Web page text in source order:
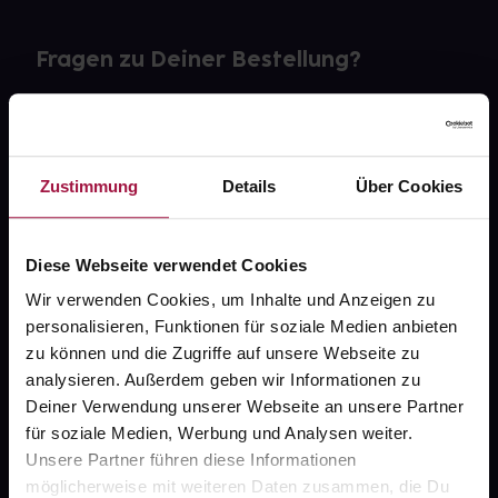
Zustimmung Details Über Cookies
Diese Webseite verwendet Cookies
Wir verwenden Cookies, um Inhalte und Anzeigen zu
personalisieren, Funktionen für soziale Medien anbieten
zu können und die Zugriffe auf unsere Webseite zu
analysieren. Außerdem geben wir Informationen zu
Deiner Verwendung unserer Webseite an unsere Partner
für soziale Medien, Werbung und Analysen weiter.
Unsere Partner führen diese Informationen
möglicherweise mit weiteren Daten zusammen, die Du
Fragen zu Deiner Bestellung?
gesund.de
Über uns
Karriere
Newsletter